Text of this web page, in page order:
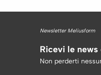
Newsletter Meliusform
Ricevi le
Non perderti